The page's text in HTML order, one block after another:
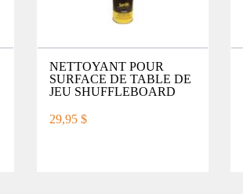
NETTOYANT POUR
SURFACE DE TABLE DE
JEU SHUFFLEBOARD
29,95 $